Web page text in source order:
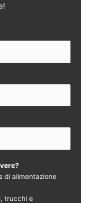
di alimentazione
trucchi e